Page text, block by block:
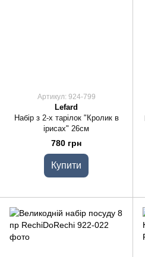
Артикул: 924-799
Lefard
Набір з 2-х тарілок "Кролик в
ірисах" 26см
780 грн
Купити